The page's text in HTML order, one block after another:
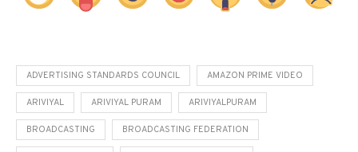
ADVERTISING STANDARDS COUNCIL AMAZON PRIME VIDEO
ARIVIYAL ARIVIYAL PURAM ARIVIYALPURAM
BROADCASTING BROADCASTING FEDERATION